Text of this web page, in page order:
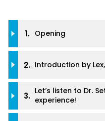
1. Opening
2. Introduction by
3. Let’s listen to Dr.
experience!